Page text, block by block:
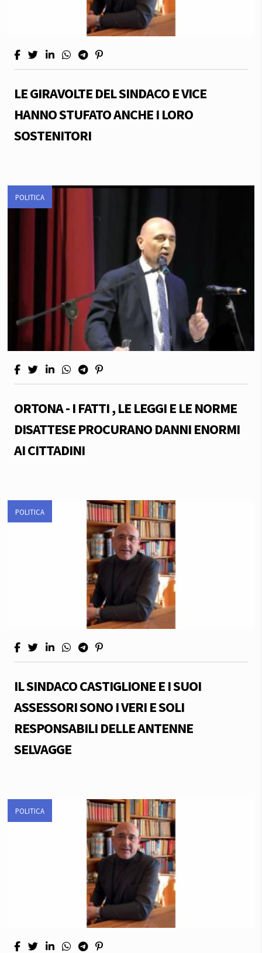
LE GIRAVOLTE DEL SINDACO E VICE
HANNO STUFATO ANCHE I LORO
SOSTENITORI
POLITICA
ORTONA - I FATTI , LE LEGGI E LE NORME
DISATTESE PROCURANO DANNI ENORMI
AI CITTADINI
POLITICA
IL SINDACO CASTIGLIONE E I SUOI
ASSESSORI SONO I VERI E SOLI
RESPONSABILI DELLE ANTENNE
SELVAGGE
POLITICA